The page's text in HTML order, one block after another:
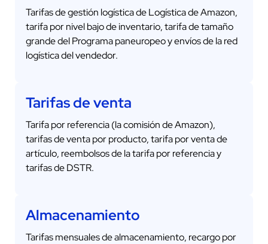
Tarifas de gestión logística de Logística de Amazon,
tarifa por nivel bajo de inventario, tarifa de tamaño
grande del Programa paneuropeo y envíos de la red
logística del vendedor.
Tarifas de venta
Tarifa por referencia (la comisión de Amazon),
tarifas de venta por producto, tarifa por venta de
artículo, reembolsos de la tarifa por referencia y
tarifas de DSTR.
Almacenamiento
Tarifas mensuales de almacenamiento, recargo por